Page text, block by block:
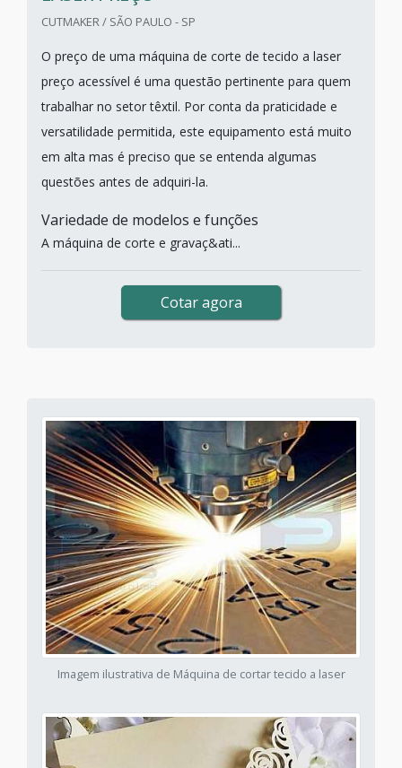
CUTMAKER / SÃO PAULO - SP
O preço de uma máquina de corte de tecido a laser
preço acessível é uma questão pertinente para quem
trabalhar no setor têxtil. Por conta da praticidade e
versatilidade permitida, este equipamento está muito
em alta mas é preciso que se entenda algumas
questões antes de adquiri-la.
Variedade de modelos e funções
A máquina de corte e gravaç&ati...
Cotar agora
Imagem ilustrativa de Máquina de cortar tecido a laser